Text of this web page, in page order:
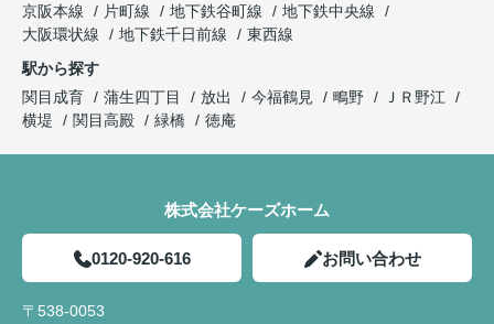
京阪本線
片町線 地下鉄谷町線
地下鉄中央線
大阪環状線
地下鉄千日前線
東西線
駅から探す
関目成育
蒲生四丁目 放出 今福鶴見 鴫野
ＪＲ野江
横堤
関目高殿 緑橋 徳庵
株式会社ケーズホーム
0120-920-616 お問い合わせ
〒538-0053